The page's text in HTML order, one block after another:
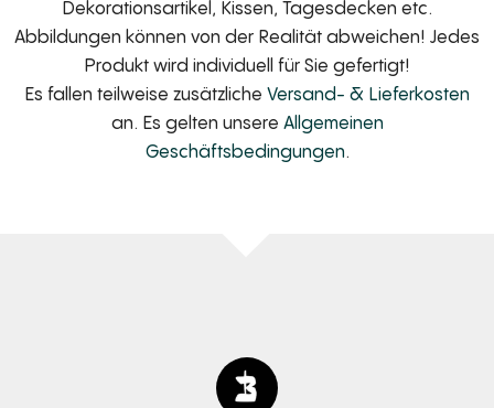
Dekorationsartikel, Kissen, Tagesdecken etc.
Abbildungen können von der Realität abweichen! Jedes
Produkt wird individuell für Sie gefertigt!
Es fallen teilweise zusätzliche Versand- & Lieferkosten
an. Es gelten unsere Allgemeinen
Geschäftsbedingungen.